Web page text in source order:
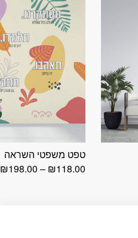
טפט משפטי השראה
₪118.00
–
₪198.00